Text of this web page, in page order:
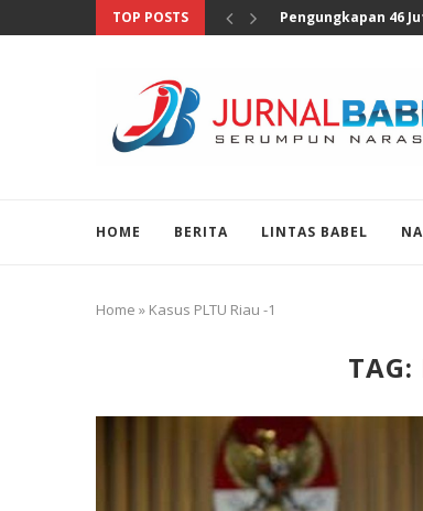
TOP POSTS Pengungkapan 46
HOME BERITA LINTAS BABEL
Home » Kasus PLTU Riau -1
TAG: